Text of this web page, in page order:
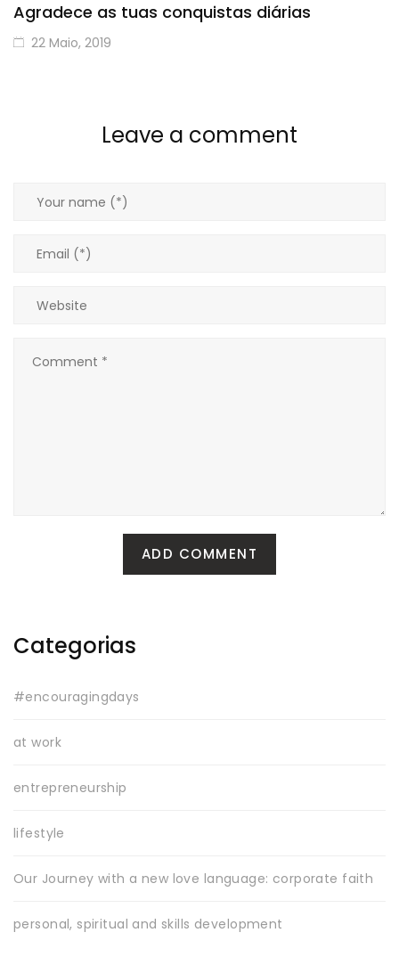
Agradece as tuas conquistas diárias
22 Maio, 2019
Leave a comment
Categorias
#encouragingdays
at work
entrepreneurship
lifestyle
Our Journey with a new love language: corporate faith
personal, spiritual and skills development